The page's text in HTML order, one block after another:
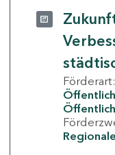
Förderart: